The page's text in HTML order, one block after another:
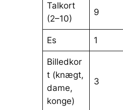
Talkort
(2–10)
9
Es 1
Billedkor
t (knægt,
dame,
konge)
3